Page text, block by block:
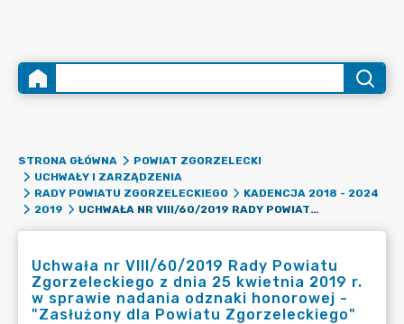
STRONA GŁÓWNA
POWIAT ZGORZELECKI
UCHWAŁY I ZARZĄDZENIA
RADY POWIATU ZGORZELECKIEGO
KADENCJA 2018 - 2024
2019
UCHWAŁA NR VIII/60/2019 RADY POWIATU ZGORZELECKIEGO Z DNIA 25 KWIETNIA 2019 R. W SPRAWIE NADANIA ODZNAKI HONOROWEJ - "ZASŁUŻONY DLA POWIATU ZGORZELECKIEGO"
Uchwała nr VIII/60/2019 Rady Powiatu
Zgorzeleckiego z dnia 25 kwietnia 2019 r.
w sprawie nadania odznaki honorowej -
"Zasłużony dla Powiatu Zgorzeleckiego"